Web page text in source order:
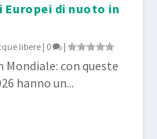
Europei di nuoto in
libere| 0 |
Mondiale: con queste
hanno un...